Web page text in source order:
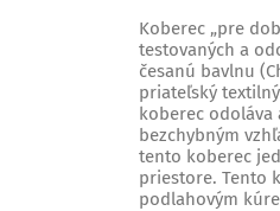
Koberec „pre
testovaných a
česanú bavlnu
priateľský
koberec odoláva
bezchybným
tento koberec
priestore. Tento
podlahovým